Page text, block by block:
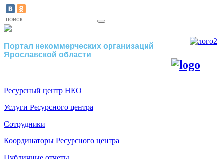
Портал некоммерческих организаций
Ярославской области
Ресурсный центр НКО
Услуги Ресурсного центра
Сотрудники
Координаторы Ресурсного центра